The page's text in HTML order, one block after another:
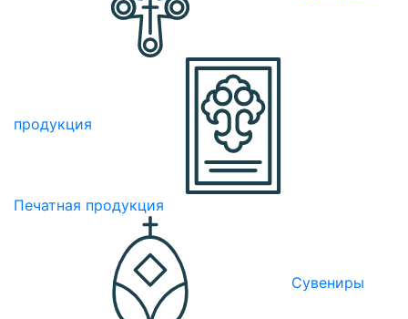
продукция
Печатная продукция
Сувениры